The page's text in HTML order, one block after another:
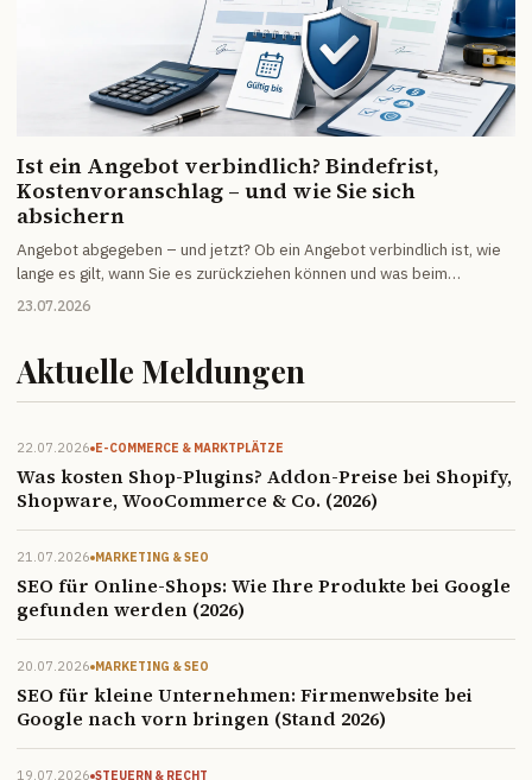
Ist ein Angebot verbindlich? Bindefrist,
Kostenvoranschlag – und wie Sie sich
absichern
Angebot abgegeben – und jetzt? Ob ein Angebot verbindlich ist, wie
lange es gilt, wann Sie es zurückziehen können und was beim
Kostenvoranschlag erlaubt ist: die Antworten auf die Fragen, die in
23.07.2026
Aktuelle Meldungen
22.07.2026 E-COMMERCE & MARKTPLÄTZE
Was kosten Shop-Plugins? Addon-Preise bei Shopify,
Shopware, WooCommerce & Co. (2026)
21.07.2026 MARKETING & SEO
SEO für Online-Shops: Wie Ihre Produkte bei Google
gefunden werden (2026)
20.07.2026 MARKETING & SEO
SEO für kleine Unternehmen: Firmenwebsite bei
Google nach vorn bringen (Stand 2026)
19.07.2026 STEUERN & RECHT